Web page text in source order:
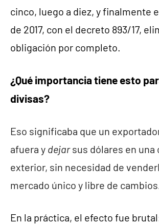
cinco, luego a diez, y finalmente
de 2017, con el decreto 893/17,
obligación por completo.
¿Qué importancia tiene esto
divisas?
Eso significaba que un
afuera y dejarsus dólares en una
exterior, sin necesidad de
mercado único y libre de
En la práctica, el efecto fue